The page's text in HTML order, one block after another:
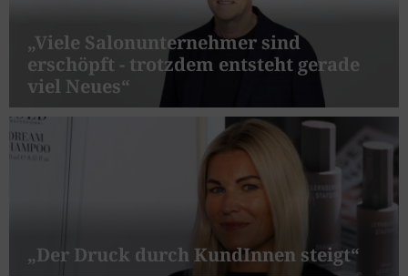
„Viele Salonunternehmer sind
erschöpft - trotzdem entsteht gerade
viel Neues“
„Der Druck durch KundInnen steigt“